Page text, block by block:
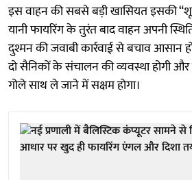
इस वाहन की सबसे बड़ी खासियत इसकी
यानी फायरिंग के तुरंत बाद वाहन अपनी
दुश्मन की जवाबी कार्रवाई से बचाव आसान
दो सैनिकों के संचालन की व्यवस्था होगी और
गोले साथ ले जाने में सक्षम होगा।